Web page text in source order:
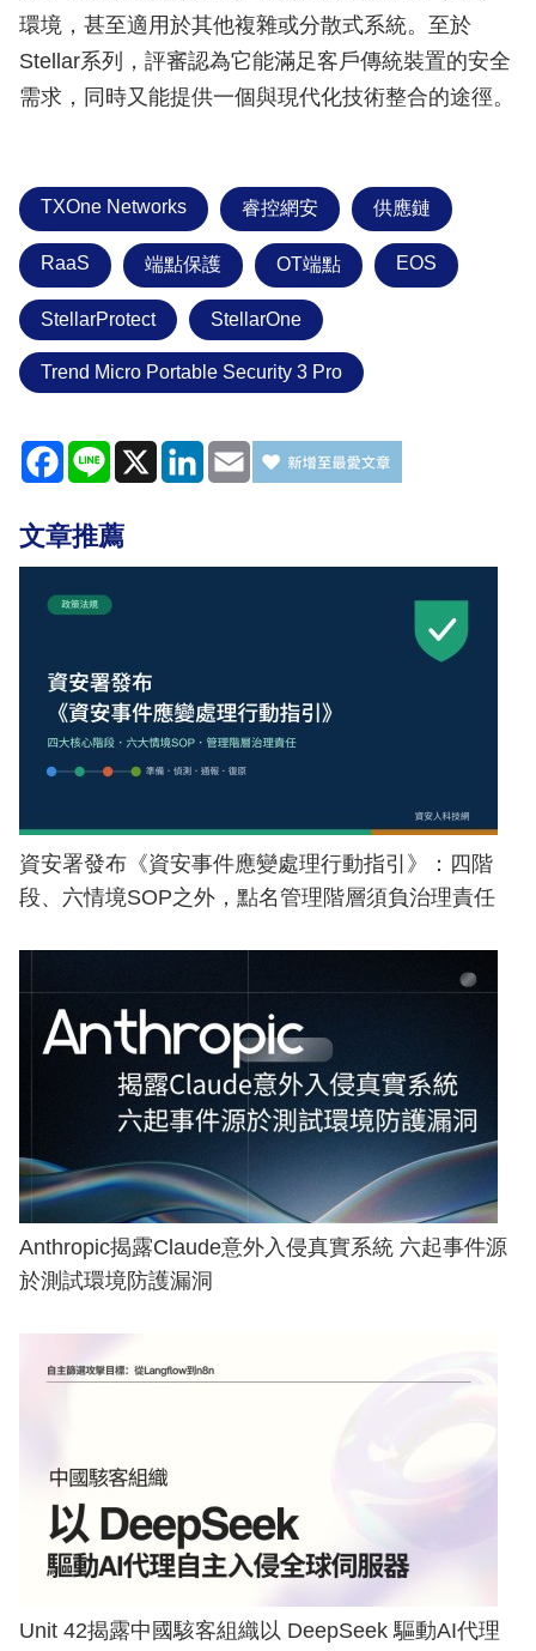
環境，甚至適用於其他複雜或分散式系統。至於
Stellar系列，評審認為它能滿足客戶傳統裝置的安全
需求，同時又能提供一個與現代化技術整合的途徑。
TXOne Networks 睿控網安 供應鏈
RaaS 端點保護 OT端點 EOS
StellarProtect StellarOne
Trend Micro Portable Security 3 Pro
Facebook
Line X LinkedIn
Email
文章推薦
資安署發布《資安事件應變處理行動指引》：四階
段、六情境SOP之外，點名管理階層須負治理責任
Anthropic揭露Claude意外入侵真實系統 六起事件源
於測試環境防護漏洞
Unit 42揭露中國駭客組織以 DeepSeek 驅動AI代理